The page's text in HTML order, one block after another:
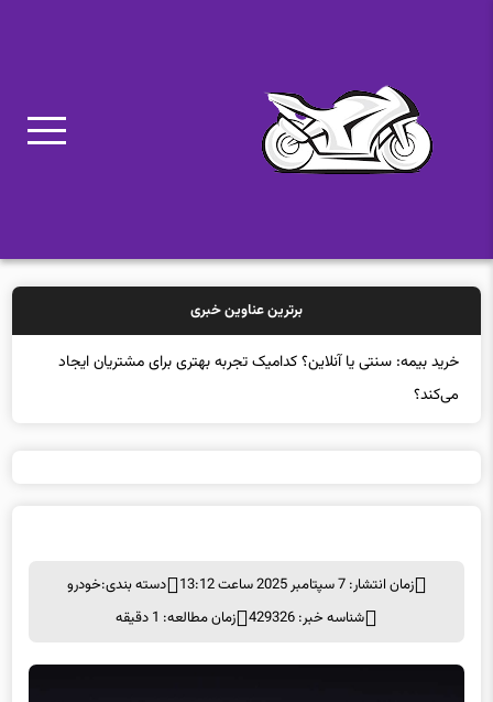
برترین عناوین خبری
خرید بیمه: سنتی یا آنلاین؟ کدامیک تجربه بهتری برای مشتریان ایجاد
می‌کند؟
زمان انتشار: 7 سپتامبر 2025 ساعت 13:12 دسته بندی:خودرو
شناسه خبر: 429326
زمان مطالعه: 1 دقیقه